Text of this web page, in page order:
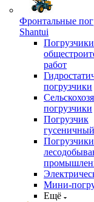
Фронтальные
Shantui
работ
погрузчики
погрузчики
Погрузчик
гусеничный
Мини-
Ещё